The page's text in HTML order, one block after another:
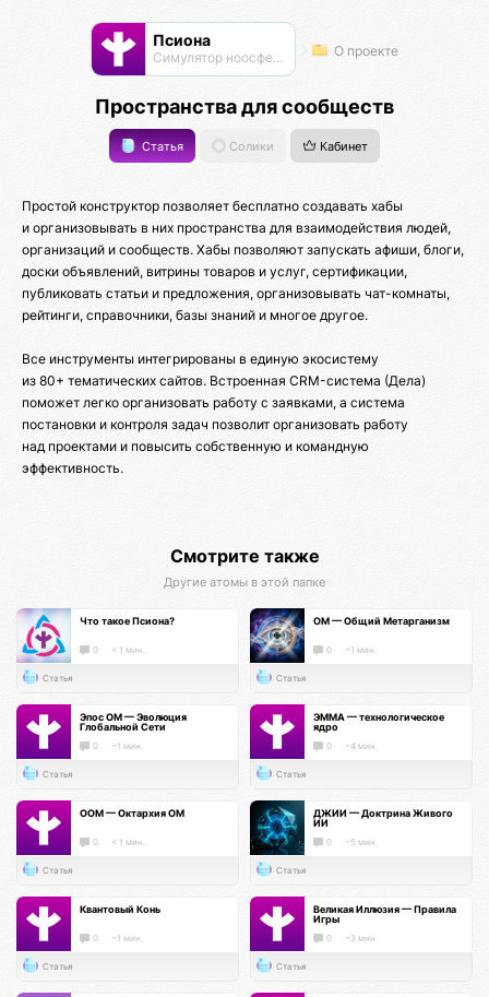
Псиона
Cимулятор ноосферы О проекте
Пространства для сообществ
Статья Солики Кабинет
Простой конструктор позволяет бесплатно создавать хабы
и организовывать в них пространства для взаимодействия людей,
организаций и сообществ. Хабы позволяют запускать афиши, блоги,
доски объявлений, витрины товаров и услуг, сертификации,
публиковать статьи и предложения, организовывать чат-комнаты,
рейтинги, справочники, базы знаний и многое другое.
Все инструменты интегрированы в единую экосистему
из 80+ тематических сайтов. Встроенная CRM-система (Дела)
поможет легко организовать работу с заявками, а система
постановки и контроля задач позволит организовать работу
над проектами и повысить собственную и командную
эффективность.
Смотрите также
Другие атомы в этой папке
Что такое Псиона?
0 < 1 мин.
Статья
ОМ — Общий Метарганизм
0 ~1 мин.
Статья
Эпос ОМ — Эволюция
Глобальной Сети
0 ~1 мин.
Статья
ЭММА — технологическое
ядро
0 ~4 мин.
Статья
ООМ — Октархия ОМ
0 < 1 мин.
Статья
ДЖИИ — Доктрина Живого
ИИ
0 ~5 мин.
Статья
Квантовый Конь
0 ~1 мин.
Статья
Великая Иллюзия — Правила
Игры
0 ~3 мин.
Статья